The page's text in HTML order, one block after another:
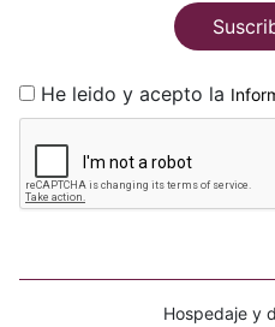
He leido y acepto la
Hospedaje y